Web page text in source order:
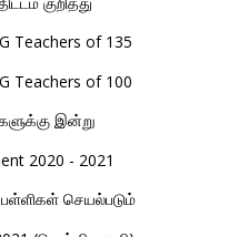
Teachers of 135
Teachers of 100
இன்று
2020 - 2021
பள்ளிகள் செயல்படும்